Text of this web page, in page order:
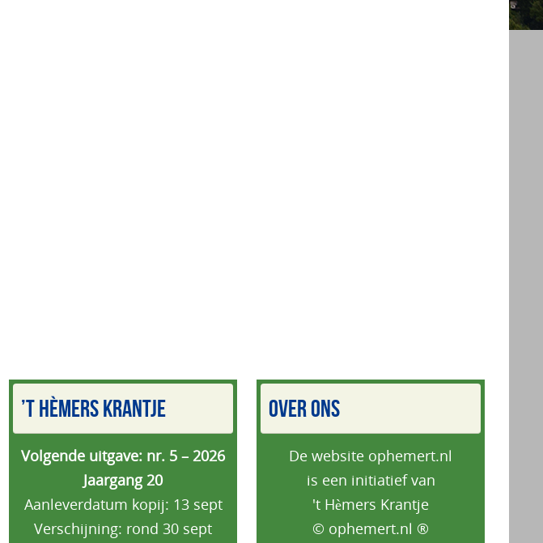
’T HÈMERS KRANTJE
Volgende uitgave: nr. 5 – 2026
Jaargang 20
Aanleverdatum kopij: 13 sept
Verschijning: rond 30 sept
OVER ONS
De website ophemert.nl
is een initiatief van
't Hèmers Krantje
© ophemert.nl ®